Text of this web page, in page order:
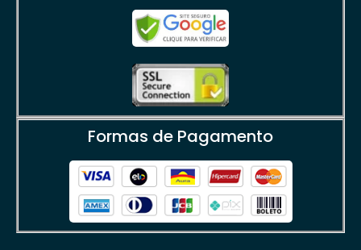
Formas de Pagamento